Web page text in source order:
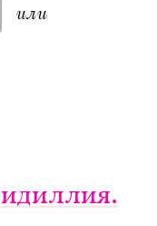
или